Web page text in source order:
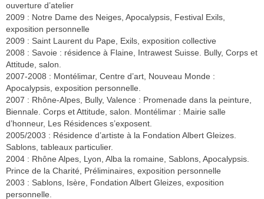
ouverture d’atelier
2009 : Notre Dame des Neiges, Apocalypsis, Festival Exils,
exposition personnelle
2009 : Saint Laurent du Pape, Exils, exposition collective
2008 : Savoie : résidence à Flaine, Intrawest Suisse. Bully, Corps et
Attitude, salon.
2007-2008 : Montélimar, Centre d’art, Nouveau Monde :
Apocalypsis, exposition personnelle.
2007 : Rhône-Alpes, Bully, Valence : Promenade dans la peinture,
Biennale. Corps et Attitude, salon. Montélimar : Mairie salle
d’honneur, Les Résidences s’exposent.
2005/2003 : Résidence d’artiste à la Fondation Albert Gleizes.
Sablons, tableaux particulier.
2004 : Rhône Alpes, Lyon, Alba la romaine, Sablons, Apocalypsis.
Prince de la Charité, Préliminaires, exposition personnelle
2003 : Sablons, Isère, Fondation Albert Gleizes, exposition
personnelle.